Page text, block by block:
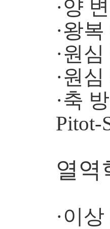
·양
·왕
·원
·원
·축
Pitot-
열역
·이